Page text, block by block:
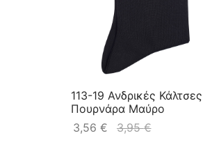
113-19 Ανδρικές Κάλτσες
Πουρνάρα Μαύρο
3,56 € 3,95€